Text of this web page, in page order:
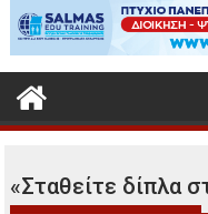
«Σταθείτε δίπλα